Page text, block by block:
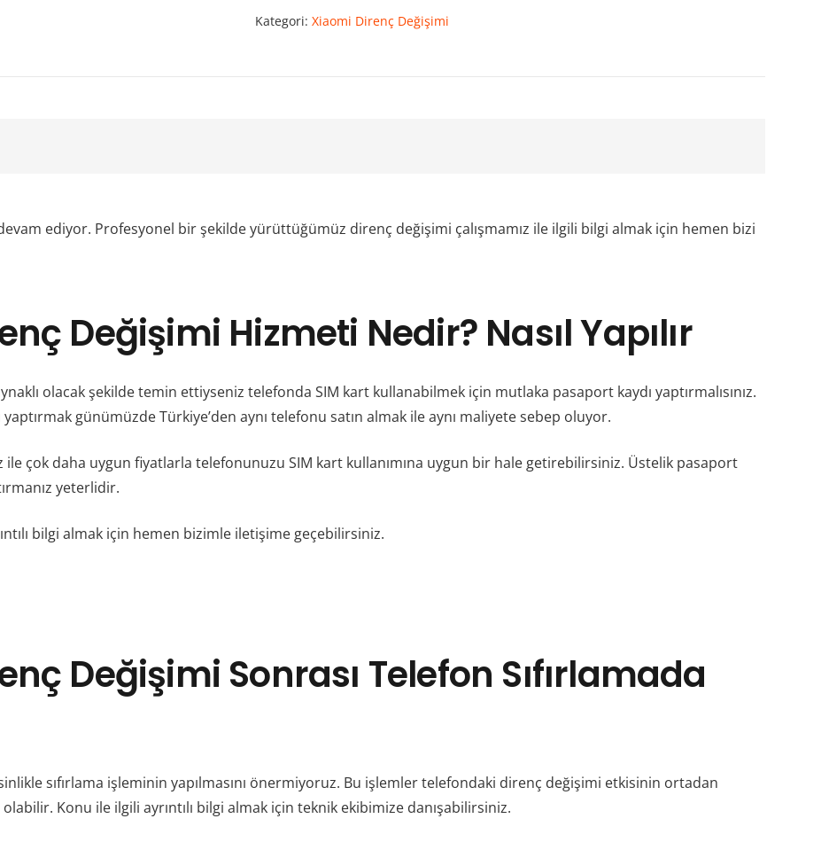
Kategori: Xiaomi Direnç Değişimi
ediyor. Profesyonel bir şekilde yürüttüğümüz direnç değişimi çalışmamız ile ilgili bilgi almak için hemen bizi
Değişimi Hizmeti Nedir? Nasıl Yapılır
olacak şekilde temin ettiyseniz telefonda SIM kart kullanabilmek için mutlaka pasaport kaydı yaptırmalısınız.
günümüzde Türkiye’den aynı telefonu satın almak ile aynı maliyete sebep oluyor.
ile çok daha uygun fiyatlarla telefonunuzu SIM kart kullanımına uygun bir hale getirebilirsiniz. Üstelik pasaport
yeterlidir.
bilgi almak için hemen bizimle iletişime geçebilirsiniz.
Değişimi Sonrası Telefon Sıfırlamada
sıfırlama işleminin yapılmasını önermiyoruz. Bu işlemler telefondaki direnç değişimi etkisinin ortadan
Konu ile ilgili ayrıntılı bilgi almak için teknik ekibimize danışabilirsiniz.